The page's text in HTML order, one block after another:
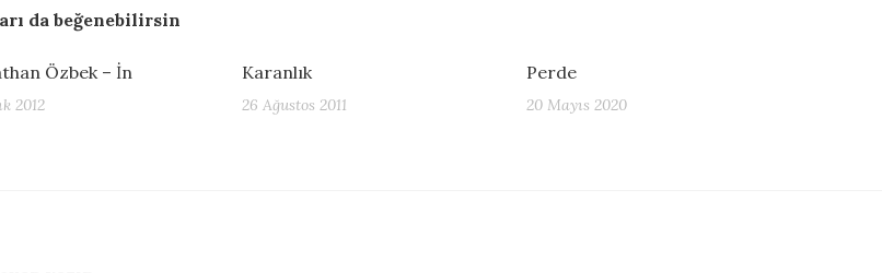
da beğenebilirsin
Özbek – İn
2012
Karanlık
26 Ağustos 2011
Perde
20 Mayıs 2020